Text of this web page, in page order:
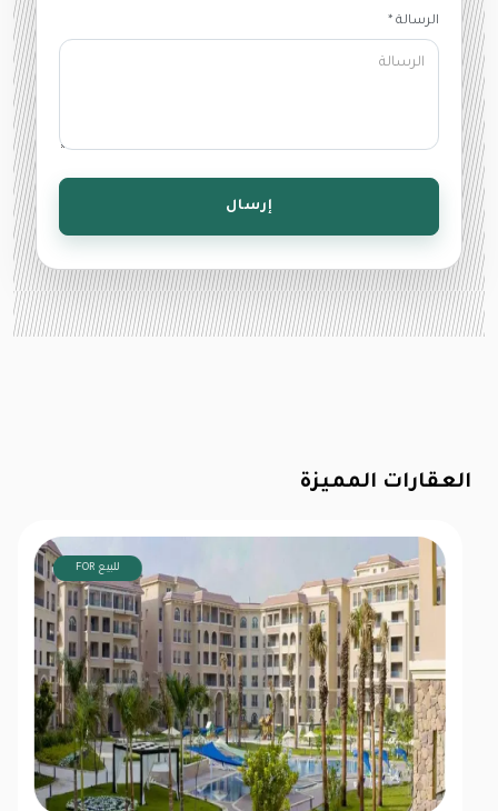
الرسالة *
إرسال
العقارات المميزة
FOR للبيع